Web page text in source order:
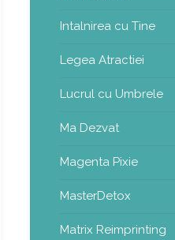
Intalnirea cu Tine
Legea Atractiei
Lucrul cu Umbrele
Ma Dezvat
Magenta Pixie
MasterDetox
Matrix Reimprinting